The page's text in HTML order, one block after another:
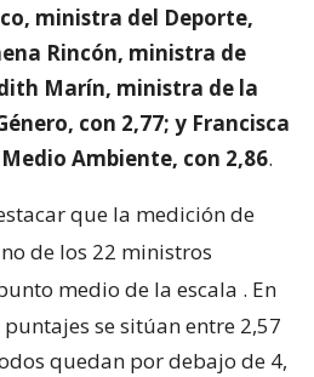
ministra del Deporte,
Rincón, ministra de
Marín, ministra de la
con 2,77; y Francisca
Ambiente, con 2,86.
que la medición de
de los 22 ministros
medio de la escala . En
se sitúan entre 2,57
quedan por debajo de 4,